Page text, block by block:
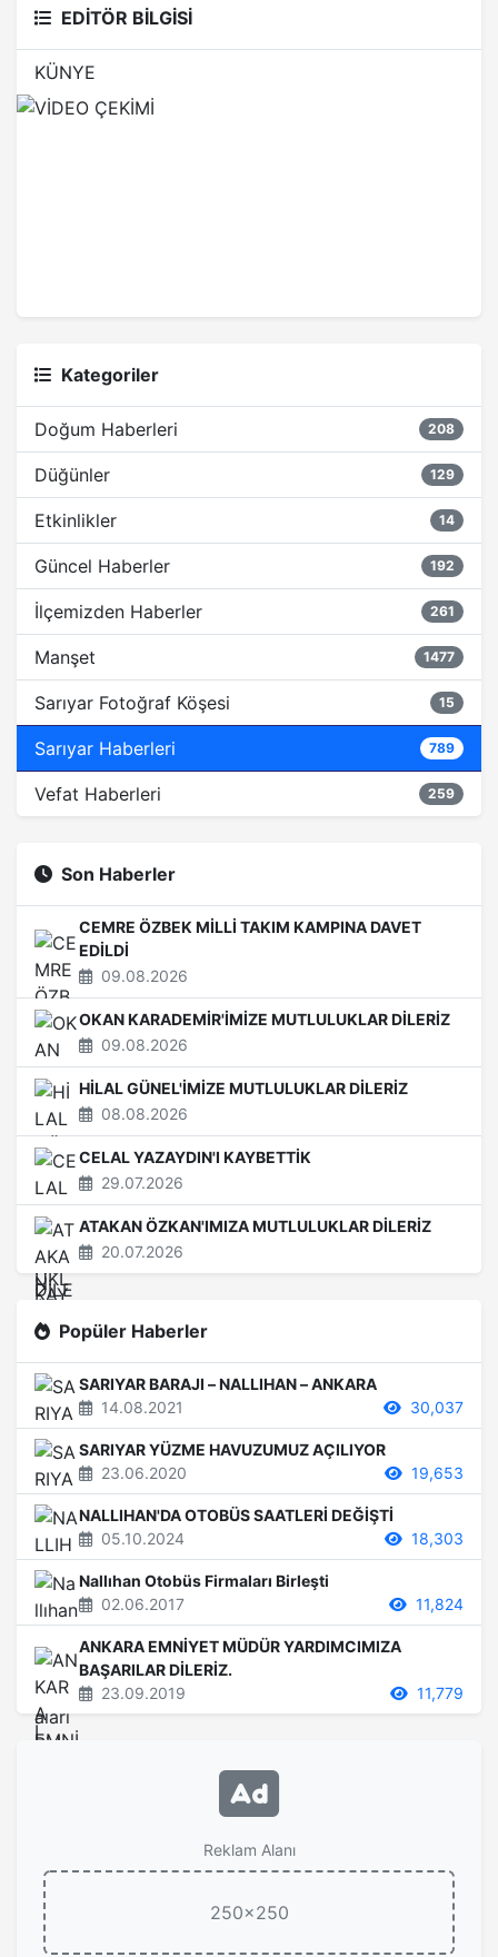
EDİTÖR BİLGİSİ
KÜNYE
Kategoriler
Doğum Haberleri 208
Düğünler 129
Etkinlikler 14
Güncel Haberler 192
İlçemizden Haberler 261
Manşet 1477
Sarıyar Fotoğraf Köşesi 15
Sarıyar Haberleri 789
Vefat Haberleri 259
Son Haberler
CEMRE ÖZBEK MİLLİ TAKIM KAMPINA DAVET
EDİLDİ
09.08.2026
OKAN KARADEMİR'İMİZE MUTLULUKLAR DİLERİZ
09.08.2026
HİLAL GÜNEL'İMİZE MUTLULUKLAR DİLERİZ
08.08.2026
CELAL YAZAYDIN'I KAYBETTİK
29.07.2026
ATAKAN ÖZKAN'IMIZA MUTLULUKLAR DİLERİZ
20.07.2026
Popüler Haberler
SARIYAR BARAJI – NALLIHAN – ANKARA
14.08.2021
30,037
SARIYAR YÜZME HAVUZUMUZ AÇILIYOR
23.06.2020
19,653
NALLIHAN'DA OTOBÜS SAATLERİ DEĞİŞTİ
05.10.2024
18,303
Nallıhan Otobüs Firmaları Birleşti
02.06.2017
11,824
ANKARA EMNİYET MÜDÜR YARDIMCIMIZA
BAŞARILAR DİLERİZ.
23.09.2019
11,779
Reklam Alanı
250x250